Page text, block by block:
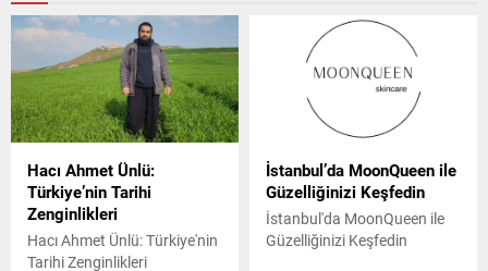
Hacı Ahmet Ünlü:
Türkiye’nin Tarihi
Zenginlikleri
Hacı Ahmet Ünlü: Türkiye'nin
Tarihi Zenginlikleri
İstanbul’da MoonQueen ile
Güzelliğinizi Keşfedin
İstanbul'da MoonQueen ile
Güzelliğinizi Keşfedin